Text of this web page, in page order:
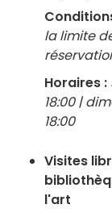
la limite
Horaires :
18:00 |
18:00
Visites
l'art